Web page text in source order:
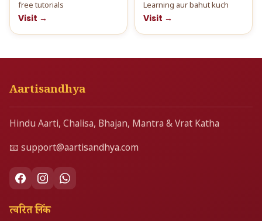
free tutorials
Visit →
Learning aur bahut kuch
Visit →
Aartisandhya
Hindu Aarti, Chalisa, Bhajan, Mantra & Vrat Katha
📧 support@aartisandhya.com
त्वरित लिंक